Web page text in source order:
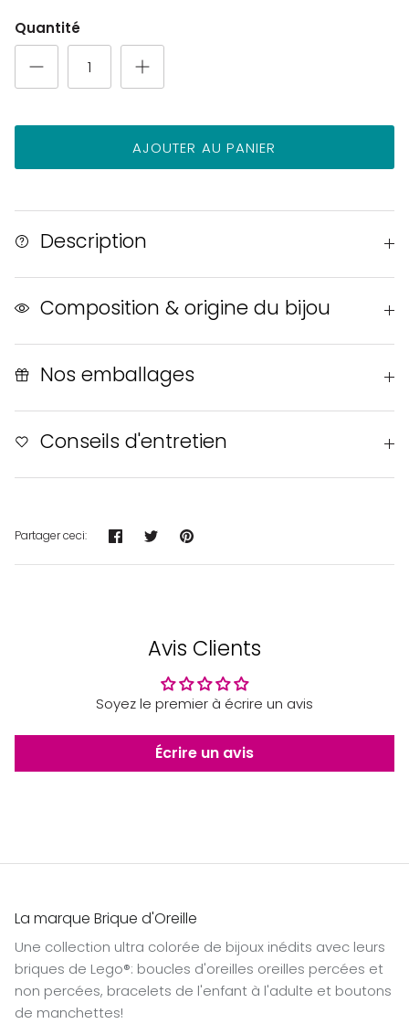
Quantité
AJOUTER AU PANIER
Description
Composition & origine du bijou
Nos emballages
Conseils d'entretien
Partager ceci: PartagerTweeterÉpingler
Avis Clients
Soyez le premier à écrire un avis
Écrire un avis
La marque Brique d'Oreille
Une collection ultra colorée de bijoux inédits avec leurs
briques de Lego®: boucles d'oreilles oreilles percées et
non percées, bracelets de l'enfant à l'adulte et boutons
de manchettes!